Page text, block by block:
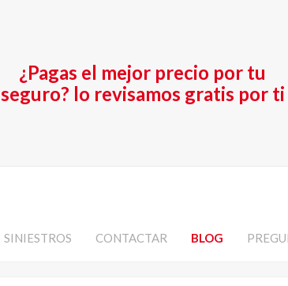
¿Pagas el mejor precio por tu
seguro? lo revisamos gratis por ti
SINIESTROS CONTACTAR BLOG